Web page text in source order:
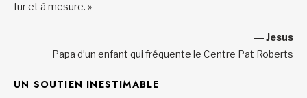
fur et à mesure. »
― Jesus
Papa d’un enfant qui fréquente le Centre Pat Roberts
UN SOUTIEN INESTIMABLE